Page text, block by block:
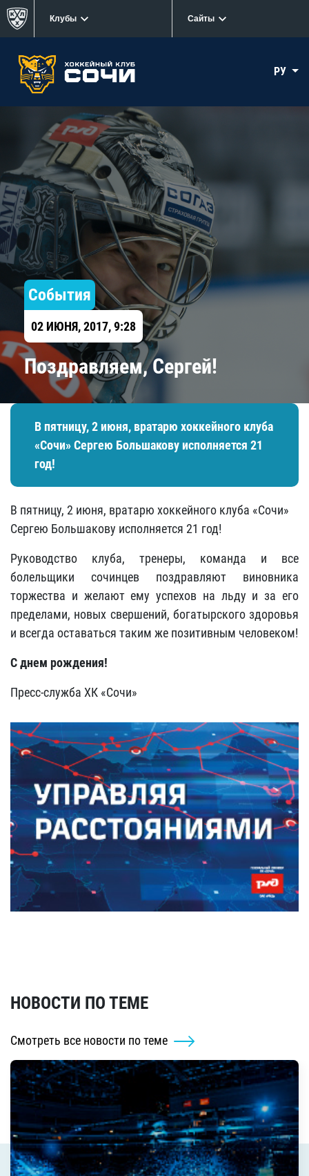
Клубы Сайты
РУ
События
02 ИЮНЯ, 2017, 9:28
Поздравляем, Сергей!
В пятницу, 2 июня, вратарю хоккейного клуба
«Сочи» Сергею Большакову исполняется 21
год!
В пятницу, 2 июня, вратарю хоккейного клуба «Сочи»
Сергею Большакову исполняется 21 год!
Руководство клуба, тренеры, команда и все
болельщики сочинцев поздравляют виновника
торжества и желают ему успехов на льду и за его
пределами, новых свершений, богатырского здоровья
и всегда оставаться таким же позитивным человеком!
С днем рождения!
Пресс-служба ХК «Сочи»
НОВОСТИ ПО ТЕМЕ
Смотреть все новости по теме